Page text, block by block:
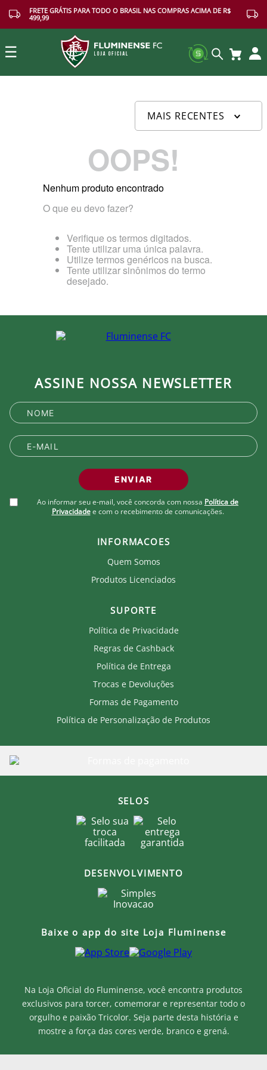
FRETE GRÁTIS PARA TODO O BRASIL NAS COMPRAS ACIMA DE R$
499,99
☰
MAIS RECENTES
OOPS!
Nenhum produto encontrado
O que eu devo fazer?
Verifique os termos digitados.
Tente utilizar uma única palavra.
Utilize termos genéricos na busca.
Tente utilizar sinônimos do termo
desejado.
ASSINE NOSSA NEWSLETTER
ENVIAR
Ao informar seu e-mail, você concorda com nossa Política de
Privacidade e com o recebimento de comunicações.
Na Loja Oficial do Fluminense, você encontra produtos
exclusivos para torcer, comemorar e representar todo o
orgulho e paixão Tricolor. Seja parte desta história e
mostre a força das cores verde, branco e grená.
INFORMACOES
Quem Somos
Produtos Licenciados
SUPORTE
Política de Privacidade
Regras de Cashback
Política de Entrega
Trocas e Devoluções
Formas de Pagamento
Política de Personalização de Produtos
SELOS
DESENVOLVIMENTO
Baixe o app do site Loja Fluminense